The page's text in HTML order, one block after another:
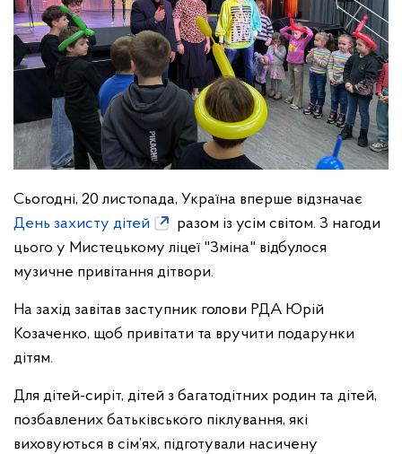
Сьогодні, 20 листопада, Україна вперше відзначає
День захисту дітей
разом із усім світом. З нагоди
цього у Мистецькому ліцеї "Зміна" відбулося
музичне привітання дітвори.
На захід завітав заступник голови РДА Юрій
Козаченко, щоб привітати та вручити подарунки
дітям.
Для дітей-сиріт, дітей з багатодітних родин та дітей,
позбавлених батьківського піклування, які
виховуються в сім’ях, підготували насичену